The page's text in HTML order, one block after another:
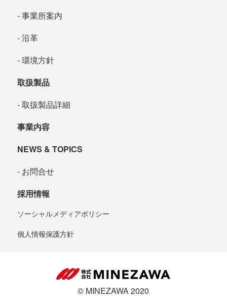
事業所案内
沿革
環境方針
取扱製品
取扱製品詳細
事業内容
NEWS & TOPICS
お問合せ
採用情報
ソーシャルメディアポリシー
個人情報保護方針
© MINEZAWA 2020